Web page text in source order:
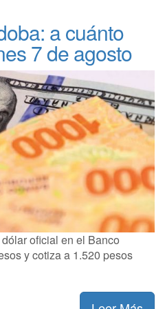
a cuánto
7 de agosto
oficial en el Banco
y cotiza a 1.520 pesos